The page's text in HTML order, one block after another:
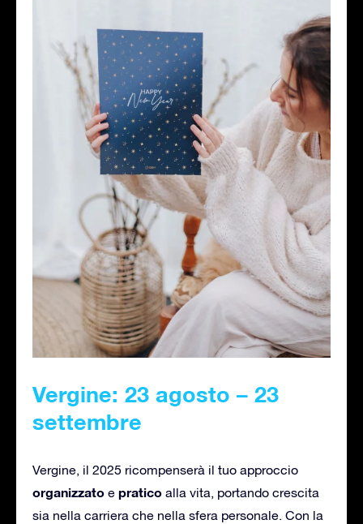
Vergine: 23 agosto – 23
settembre
Vergine, il 2025 ricompenserà il tuo approccio
organizzato e pratico alla vita, portando crescita
sia nella carriera che nella sfera personale. Con la